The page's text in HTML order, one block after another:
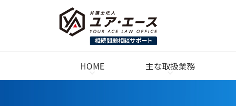
HOME 主な取扱業務